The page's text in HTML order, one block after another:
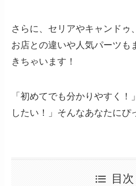
さらに、セリアやキャンドゥ
お店との違いや人気パーツも
きちゃいます！
「初めてでも分かりやすく！
したい！」そんなあなたにぴ
目次